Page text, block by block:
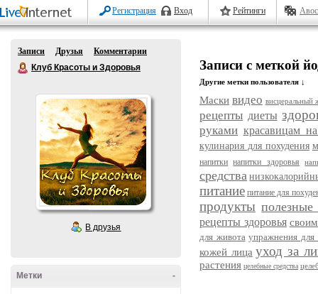
Регистрация Вход Рейтинги
Записи Друзья
Комментарии
Клуб Красоты и Здоровья
В друзья
-
Метки
Записи с меткой
Другие метки пользователя ↓
Маски видео висцеральный
рецепты диеты
руками красавицам
кулинария для похудения
напитки напитки здоровья
средства
питание питание для
продукты
рецепты здоровья
для живота упражнения для
кожей лица уход за
растения целебные средства